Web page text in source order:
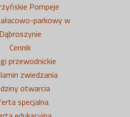
Pompeje
parkowy w
Dąbroszynie
Cennik
przewodnickie
zwiedzania
otwarcia
specjalna